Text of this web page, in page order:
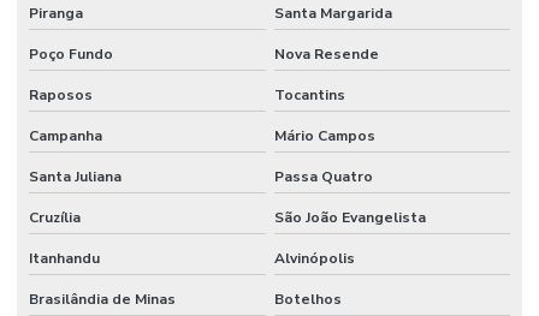
Piranga Santa Margarida
Poço Fundo Nova Resende
Raposos Tocantins
Campanha Mário Campos
Santa Juliana Passa Quatro
Cruzília São João Evangelista
Itanhandu Alvinópolis
Brasilândia de Minas Botelhos